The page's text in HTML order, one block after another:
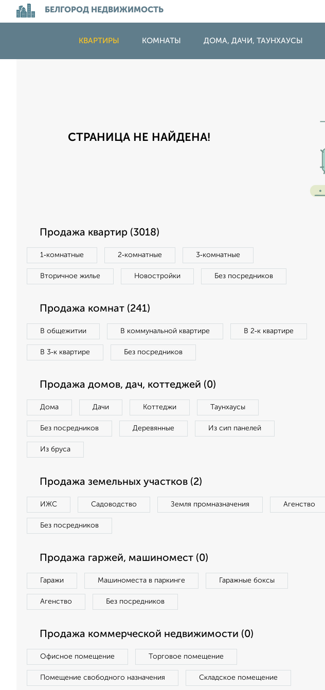
БЕЛГОРОД НЕДВИЖИМОСТЬ
КВАРТИРЫ КОМНАТЫ ДОМА, ДАЧИ, ТАУНХАУСЫ
СТРАНИЦА НЕ НАЙДЕНА!
Продажа квартир (3018)
1‑комнатные 2‑комнатные 3‑комнатные
Вторичное жилье Новостройки Без посредников
Продажа комнат (241)
В общежитии В коммунальной квартире В 2‑к квартире
В 3‑к квартире Без посредников
Продажа домов, дач, коттеджей (0)
Дома Дачи Коттеджи Таунхаусы
Без посредников Деревянные Из сип панелей
Из бруса
Продажа земельных участков (2)
ИЖС Садоводство Земля промназначения Агенство
Без посредников
Продажа гаржей, машиномест (0)
Гаражи Машиноместа в паркинге Гаражные боксы
Агенство Без посредников
Продажа коммерческой недвижимости (0)
Офисное помещение Торговое помещение
Помещение свободного назначения Складское помещение